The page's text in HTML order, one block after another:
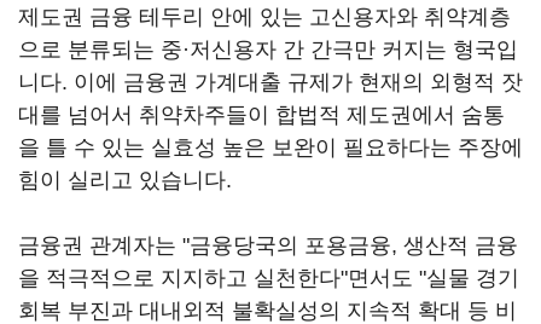
제도권 금융 테두리 안에 있는 고신용자와 취약계층
으로 분류되는 중·저신용자 간 간극만 커지는 형국입
니다. 이에 금융권 가계대출 규제가 현재의 외형적 잣
대를 넘어서 취약차주들이 합법적 제도권에서 숨통
을 틀 수 있는 실효성 높은 보완이 필요하다는 주장에
힘이 실리고 있습니다.
금융권 관계자는 "금융당국의 포용금융, 생산적 금융
을 적극적으로 지지하고 실천한다"면서도 "실물 경기
회복 부진과 대내외적 불확실성의 지속적 확대 등 비